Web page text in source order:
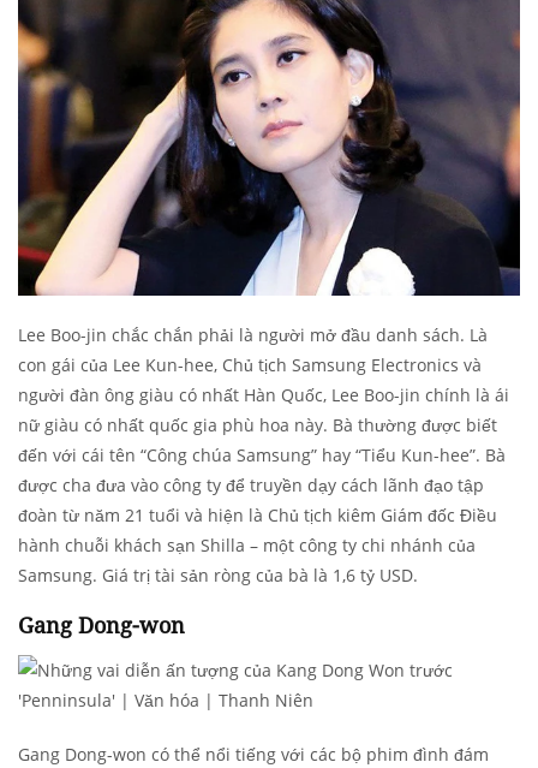
Lee Boo-jin chắc chắn phải là người mở đầu danh sách. Là
con gái của Lee Kun-hee, Chủ tịch Samsung Electronics và
người đàn ông giàu có nhất Hàn Quốc, Lee Boo-jin chính là ái
nữ giàu có nhất quốc gia phù hoa này. Bà thường được biết
đến với cái tên “Công chúa Samsung” hay “Tiểu Kun-hee”. Bà
được cha đưa vào công ty để truyền dạy cách lãnh đạo tập
đoàn từ năm 21 tuổi và hiện là Chủ tịch kiêm Giám đốc Điều
hành chuỗi khách sạn Shilla – một công ty chi nhánh của
Samsung. Giá trị tài sản ròng của bà là 1,6 tỷ USD.
Gang Dong-won
Gang Dong-won có thể nổi tiếng với các bộ phim đình đám